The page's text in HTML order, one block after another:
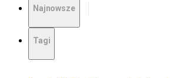
Najnowsze
Tagi